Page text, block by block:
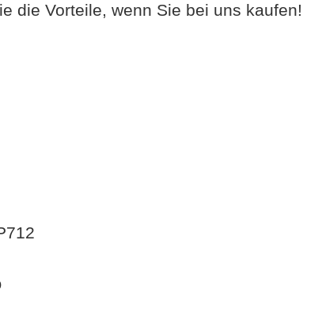
die Vorteile, wenn Sie bei uns kaufen!